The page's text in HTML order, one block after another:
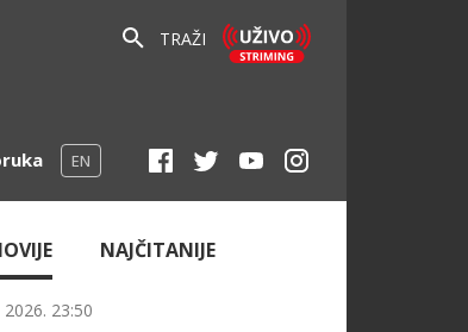
TRAŽI
EN
NAJČITANIJE
2026. 23:50